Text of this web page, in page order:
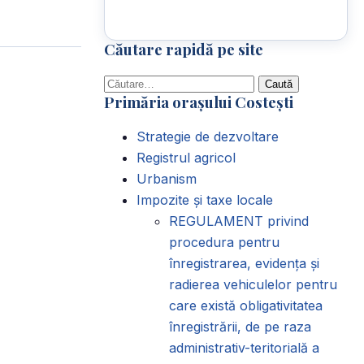
Căutare rapidă pe site
Caută
după:
Primăria orașului Costești
Strategie de dezvoltare
Registrul agricol
Urbanism
Impozite și taxe locale
REGULAMENT privind
procedura pentru
înregistrarea, evidența și
radierea vehiculelor pentru
care există obligativitatea
înregistrării, de pe raza
administrativ-teritorială a